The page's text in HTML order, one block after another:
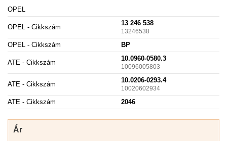
OPEL
OPEL - Cikkszám
13 246 538
13246538
OPEL - Cikkszám BP
ATE - Cikkszám
10.0960-0580.3
10096005803
ATE - Cikkszám
10.0206-0293.4
10020602934
ATE - Cikkszám 2046
Ár